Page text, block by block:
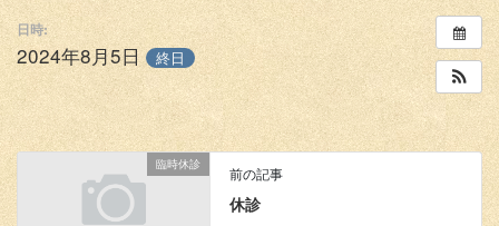
日時:
2024年8月5日 終日
臨時休診
前の記事
休診